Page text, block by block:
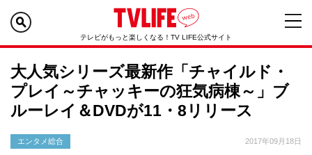
テレビがもっと楽しくなる！TV LIFE公式サイト
大人気シリーズ最新作「チャイルド・
プレイ～チャッキーの狂気病棟～」ブ
ルーレイ＆DVDが11・8リリース
エンタメ総合 2017年09月18日